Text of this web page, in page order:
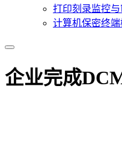
打印刻录监控
计算机保密终
企业完成